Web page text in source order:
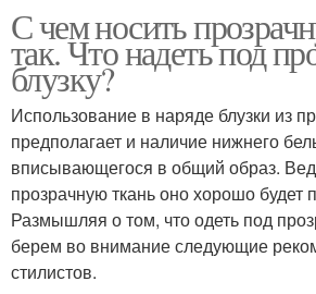
С чем носить
так. Что надеть под
блузку?
Использование в наряде блузки из
предполагает и наличие нижнего
вписывающегося в общий образ.
прозрачную ткань оно хорошо будет
Размышляя о том, что одеть под
берем во внимание следующие
стилистов.